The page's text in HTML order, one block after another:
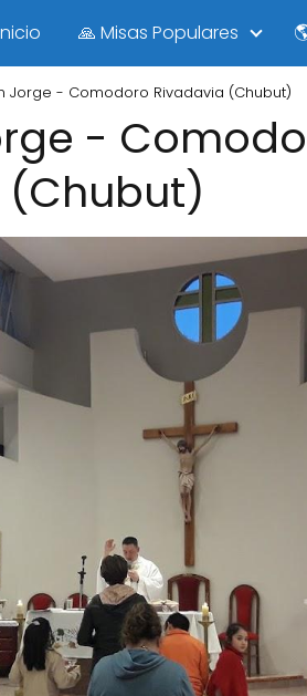
🙏 Misas Populares
Jorge - Comodoro Rivadavia (Chubut)
-
(Chubut)